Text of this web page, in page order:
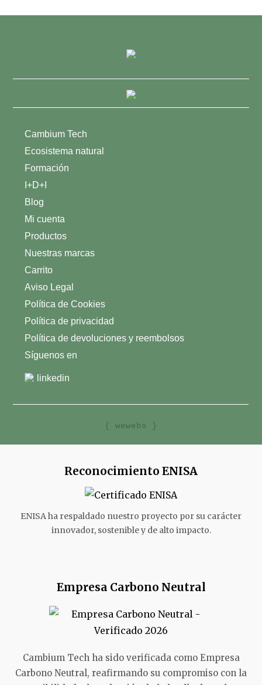
Cambium Tech
Ecosistema natural
Formación
I+D+I
Blog
Mi cuenta
Productos
Nuestras marcas
Carrito
Aviso Legal
Política de Cookies
Política de privacidad
Política de devoluciones y reembolsos
Síguenos en
linkedin
{ wewebs }
Reconocimiento ENISA
ENISA ha respaldado nuestro proyecto por su carácter
innovador, sostenible y de alto impacto.
Empresa Carbono Neutral
Cambium Tech ha sido verificada como Empresa
Carbono Neutral, reafirmando su compromiso con la